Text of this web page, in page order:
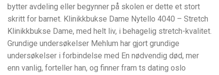
bytter avdeling eller begynner på skolen er dette et stort
skritt for barnet. Klinikkbukse Dame Nytello 4040 – Stretch
Klinikkbukse Dame, med helt liv, i behagelig stretch-kvalitet.
Grundige undersøkelser Mehlum har gjort grundige
undersøkelser i forbindelse med En nødvendig død, mer
enn vanlig, forteller han, og finner fram ts dating oslo